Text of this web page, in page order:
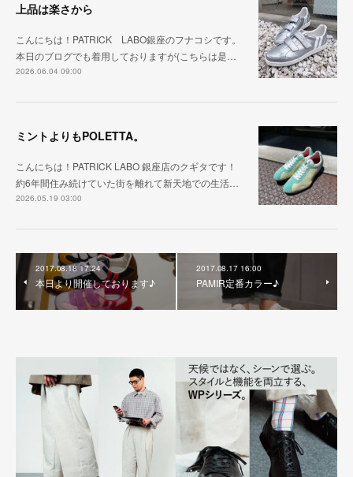
上品は楽さから
こんにちは！PATRICK LABO銀座のフナコシです。
本日のブログでも着用しておりますが(こちらは是…
2026.06.04 09:00
ミントよりもPOLETTA。
こんにちは！PATRICK LABO 銀座店のクギタです！
約6年間住み続けていた街を離れて新天地での生活…
2026.05.19 03:00
2017.08.18 17:24
本日より開催しております♪
2017.08.17 16:00
PAMIR定番カラー♪